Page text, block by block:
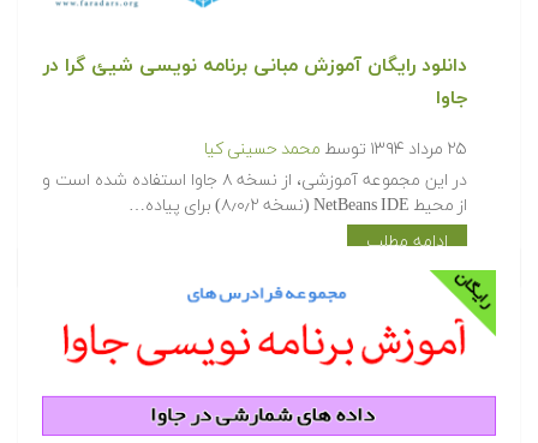
دانلود رایگان آموزش مبانی برنامه نویسی شیئ گرا در
جاوا
۲۵ مرداد ۱۳۹۴ توسط محمد حسینی کیا
در این مجموعه آموزشی، از نسخه ۸ جاوا استفاده شده است و
از محیط NetBeans IDE (نسخه ۸٫۰٫۲) برای پیاده…
ادامه مطلب